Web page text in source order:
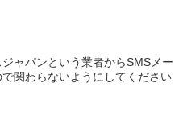
ャパンという業者からSMSメー
関わらないようにしてください